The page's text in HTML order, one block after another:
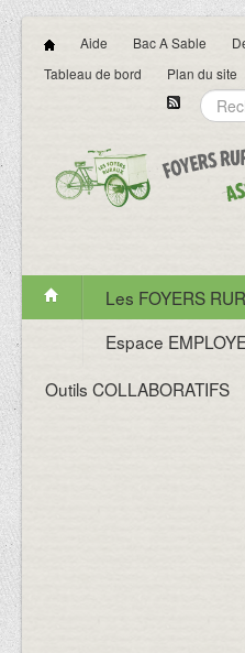
Aide Bac A Sable
Tableau de bord
Plan du site
Les FOYERS
Espace
Outils COLLABORATIFS